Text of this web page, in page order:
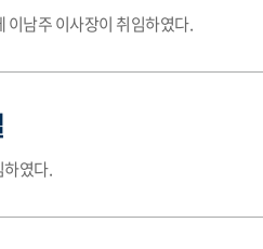
이남주 이사장이 취임하였다.
하였다.